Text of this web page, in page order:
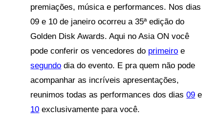
premiações, música e performances. Nos dias
09 e 10 de janeiro ocorreu a 35ª edição do
Golden Disk Awards. Aqui no Asia ON você
pode conferir os vencedores do primeiro e
segundo dia do evento. E pra quem não pode
acompanhar as incríveis apresentações,
reunimos todas as performances dos dias09 e
10 exclusivamente para você.